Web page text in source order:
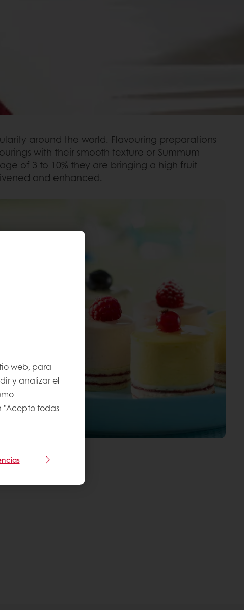
around the world. Flavouring preparations
with their smooth texture or Summum
of 3 to 10% they are bringing a high fruit
and enhanced.
web, para
y analizar el
"Acepto todas